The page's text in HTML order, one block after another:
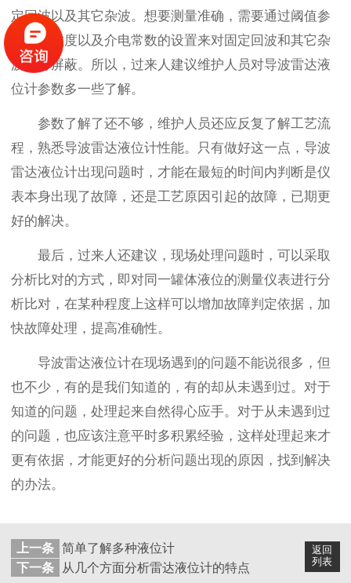
定回波以及其它杂波。想要测量准确，需要通过阈值参
数、灵敏度以及介电常数的设置来对固定回波和其它杂
波进行屏蔽。所以，过来人建议维护人员对导波雷达液
位计参数多一些了解。
参数了解了还不够，维护人员还应反复了解工艺流
程，熟悉导波雷达液位计性能。只有做好这一点，导波
雷达液位计出现问题时，才能在最短的时间内判断是仪
表本身出现了故障，还是工艺原因引起的故障，已期更
好的解决。
最后，过来人还建议，现场处理问题时，可以采取
分析比对的方式，即对同一罐体液位的测量仪表进行分
析比对，在某种程度上这样可以增加故障判定依据，加
快故障处理，提高准确性。
导波雷达液位计在现场遇到的问题不能说很多，但
也不少，有的是我们知道的，有的却从未遇到过。对于
知道的问题，处理起来自然得心应手。对于从未遇到过
的问题，也应该注意平时多积累经验，这样处理起来才
更有依据，才能更好的分析问题出现的原因，找到解决
的办法。
返回
列表
上一条 简单了解多种液位计
下一条
从几个方面分析雷达液位计的特点